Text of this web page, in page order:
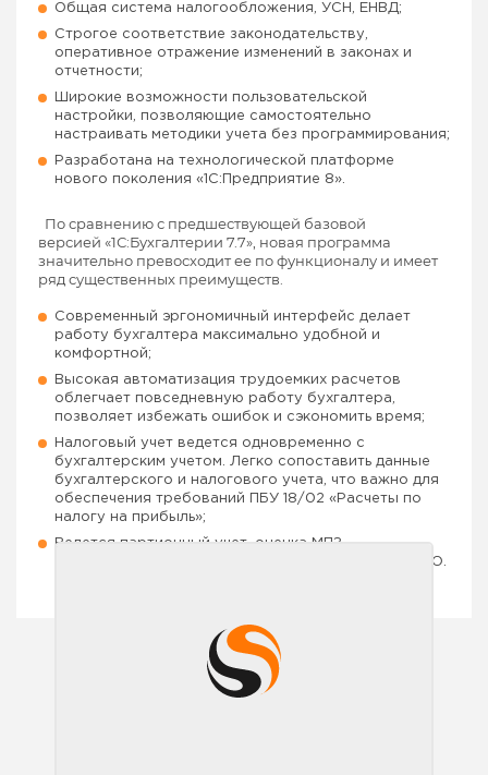
Общая система налогообложения, УСН, ЕНВД;
Строгое соответствие законодательству,
оперативное отражение изменений в законах и
отчетности;
Широкие возможности пользовательской
настройки, позволяющие самостоятельно
настраивать методики учета без программирования;
Разработана на технологической платформе
нового поколения «1С:Предприятие 8».
По сравнению с предшествующей базовой
версией «1С:Бухгалтерии 7.7», новая программа
значительно превосходит ее по функционалу и имеет
ряд существенных преимуществ.
Современный эргономичный интерфейс делает
работу бухгалтера максимально удобной и
комфортной;
Высокая автоматизация трудоемких расчетов
облегчает повседневную работу бухгалтера,
позволяет избежать ошибок и сэкономить время;
Налоговый учет ведется одновременно с
бухгалтерским учетом. Легко сопоставить данные
бухгалтерского и налогового учета, что важно для
обеспечения требований ПБУ 18/02 «Расчеты по
налогу на прибыль»;
Ведется партионный учет, оценка МПЗ
осуществляется по средней стоимости и по ФИФО.